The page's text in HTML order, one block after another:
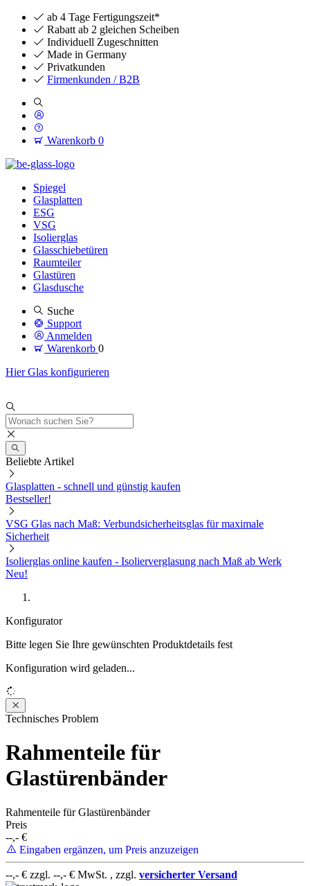
ab 4 Tage Fertigungszeit*
Rabatt ab 2 gleichen Scheiben
Individuell Zugeschnitten
Made in Germany
Privatkunden
Firmenkunden / B2B
Warenkorb 0
Spiegel
Glasplatten
ESG
VSG
Isolierglas
Glasschiebetüren
Raumteiler
Glastüren
Glasdusche
Suche
Support
Anmelden
Warenkorb 0
Hier Glas konfigurieren
Beliebte Artikel
Glasplatten - schnell und günstig kaufen
Bestseller!
VSG Glas nach Maß: Verbundsicherheitsglas für maximale
Sicherheit
Isolierglas online kaufen - Isolierverglasung nach Maß ab Werk
Neu!
Konfigurator
Bitte legen Sie Ihre gewünschten Produktdetails fest
Konfiguration wird geladen...
Loading...
Technisches Problem
Rahmenteile für
Glastürenbänder
Rahmenteile für Glastürenbänder
Preis
--,- €
Eingaben ergänzen, um Preis anzuzeigen
--,- € zzgl. --,- € MwSt. , zzgl. versicherter Versand